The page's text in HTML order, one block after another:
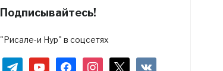
Подписывайтесь!
"Рисале-и Нур" в соцсетях
telegramyoutubefacebookinstagram vkontakte